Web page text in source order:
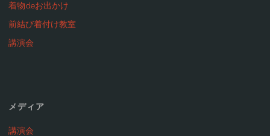
着物deお出かけ
前結び着付け教室
講演会
メディア
講演会